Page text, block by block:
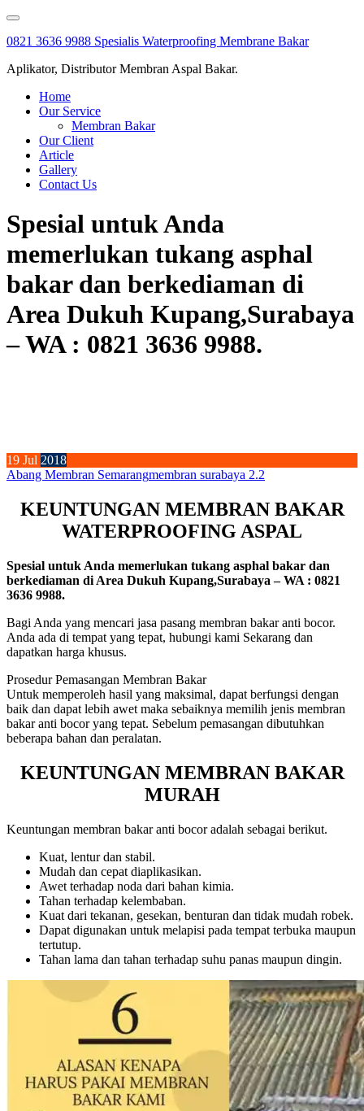
Skip
content
0821 3636 9988 Spesialis Waterproofing Membrane Bakar
Aplikator, Distributor Membran Aspal Bakar.
Home
Our Service
Membran Bakar
Our Client
Article
Gallery
Contact Us
Spesial untuk Anda
memerlukan tukang asphal
bakar dan berkediaman di
Area Dukuh Kupang,Surabaya
– WA : 0821 3636 9988.
19 Jul 2018
Abang Membran Semarangmembran surabaya 2.2
KEUNTUNGAN MEMBRAN BAKAR
WATERPROOFING ASPAL
Spesial untuk Anda memerlukan tukang asphal bakar dan
berkediaman di Area Dukuh Kupang,Surabaya – WA : 0821
3636 9988.
Bagi Anda yang mencari jasa pasang membran bakar anti bocor.
Anda ada di tempat yang tepat, hubungi kami Sekarang dan
dapatkan harga khusus.
Prosedur Pemasangan Membran Bakar
Untuk memperoleh hasil yang maksimal, dapat berfungsi dengan
baik dan dapat lebih awet maka sebaiknya memilih jenis membran
bakar anti bocor yang tepat. Sebelum pemasangan dibutuhkan
beberapa bahan dan peralatan.
KEUNTUNGAN MEMBRAN BAKAR
MURAH
Keuntungan membran bakar anti bocor adalah sebagai berikut.
Kuat, lentur dan stabil.
Mudah dan cepat diaplikasikan.
Awet terhadap noda dari bahan kimia.
Tahan terhadap kelembaban.
Kuat dari tekanan, gesekan, benturan dan tidak mudah robek.
Dapat digunakan untuk melapisi pada tempat terbuka maupun
tertutup.
Tahan lama dan tahan terhadap suhu panas maupun dingin.